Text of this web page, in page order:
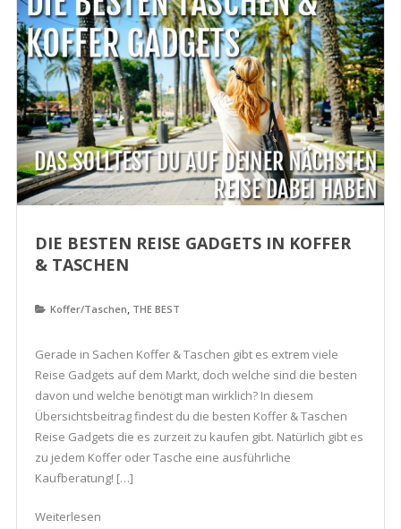
DIE BESTEN REISE GADGETS IN KOFFER
& TASCHEN
Koffer/Taschen, THE BEST
Gerade in Sachen Koffer & Taschen gibt es extrem viele
Reise Gadgets auf dem Markt, doch welche sind die besten
davon und welche benötigt man wirklich? In diesem
Übersichtsbeitrag findest du die besten Koffer & Taschen
Reise Gadgets die es zurzeit zu kaufen gibt. Natürlich gibt es
zu jedem Koffer oder Tasche eine ausführliche
Kaufberatung! […]
Weiterlesen